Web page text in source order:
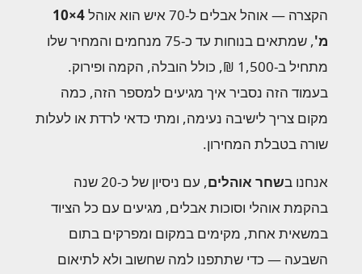
הקצרה — אוהל אבלים ל-70 איש הוא אוהל
4×10
מ'
, שמתאים בנוחות עד כ-75 מנחמים והמחיר שלו
מתחיל ב-1,500 ₪, כולל הובלה, הקמה ופירוק.
בעמוד הזה נסביר איך מגיעים למספר הזה, כמה
מקום צריך לישיבה נעימה, ומתי כדאי לרדת או לעלות
שורה בטבלת המחירון.
אנחנו בשחר אוהלים
, עם ניסיון של כ-20 שנה
בהקמת אוהלי וסוכות אבלים, מגיעים עם כל הציוד
במשאית אחת, מקימים במקום ומפרקים בתום
השבעה — כדי שתתפנו למה שחשוב ולא לתיאום